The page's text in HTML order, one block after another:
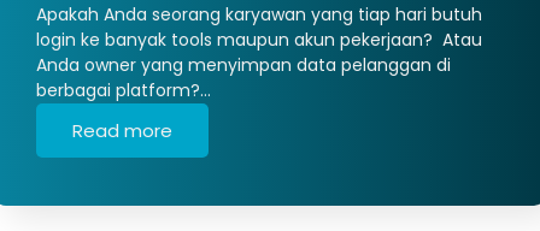
Apakah Anda seorang karyawan yang tiap hari butuh
login ke banyak tools maupun akun pekerjaan? Atau
Anda owner yang menyimpan data pelanggan di
berbagai platform?…
Read more